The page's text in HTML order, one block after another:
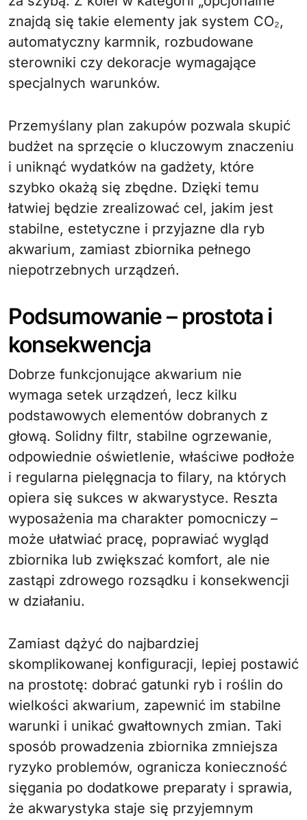
znajdą się takie elementy jak system CO₂,
automatyczny karmnik, rozbudowane
sterowniki czy dekoracje wymagające
specjalnych warunków.
Przemyślany plan zakupów pozwala skupić
budżet na sprzęcie o kluczowym znaczeniu
i uniknąć wydatków na gadżety, które
szybko okażą się zbędne. Dzięki temu
łatwiej będzie zrealizować cel, jakim jest
stabilne, estetyczne i przyjazne dla ryb
akwarium, zamiast zbiornika pełnego
niepotrzebnych urządzeń.
Podsumowanie – prostota i
konsekwencja
Dobrze funkcjonujące akwarium nie
wymaga setek urządzeń, lecz kilku
podstawowych elementów dobranych z
głową. Solidny filtr, stabilne ogrzewanie,
odpowiednie oświetlenie, właściwe podłoże
i regularna pielęgnacja to filary, na których
opiera się sukces w akwarystyce. Reszta
wyposażenia ma charakter pomocniczy –
może ułatwiać pracę, poprawiać wygląd
zbiornika lub zwiększać komfort, ale nie
zastąpi zdrowego rozsądku i konsekwencji
w działaniu.
Zamiast dążyć do najbardziej
skomplikowanej konfiguracji, lepiej postawić
na prostotę: dobrać gatunki ryb i roślin do
wielkości akwarium, zapewnić im stabilne
warunki i unikać gwałtownych zmian. Taki
sposób prowadzenia zbiornika zmniejsza
ryzyko problemów, ogranicza konieczność
sięgania po dodatkowe preparaty i sprawia,
że akwarystyka staje się przyjemnym